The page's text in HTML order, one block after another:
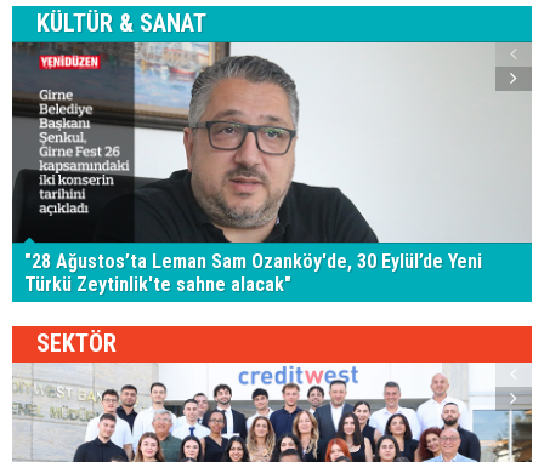
KÜLTÜR & SANAT
"28 Ağustos’ta Leman Sam Ozanköy'de, 30 Eylül’de Yeni
Türkü Zeytinlik'te sahne alacak"
SEKTÖR